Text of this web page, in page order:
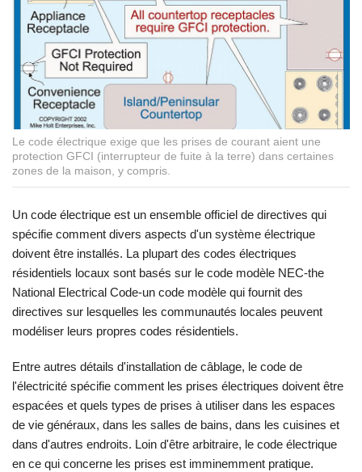
Le code électrique exige que les prises de courant aient une
protection GFCI (interrupteur de fuite à la terre) dans certaines
zones de la maison, y compris.
Un code électrique est un ensemble officiel de directives qui
spécifie comment divers aspects d'un système électrique
doivent être installés. La plupart des codes électriques
résidentiels locaux sont basés sur le code modèle NEC-the
National Electrical Code-un code modèle qui fournit des
directives sur lesquelles les communautés locales peuvent
modéliser leurs propres codes résidentiels.
Entre autres détails d'installation de câblage, le code de
l'électricité spécifie comment les prises électriques doivent être
espacées et quels types de prises à utiliser dans les espaces
de vie généraux, dans les salles de bains, dans les cuisines et
dans d'autres endroits. Loin d'être arbitraire, le code électrique
en ce qui concerne les prises est imminemment pratique.